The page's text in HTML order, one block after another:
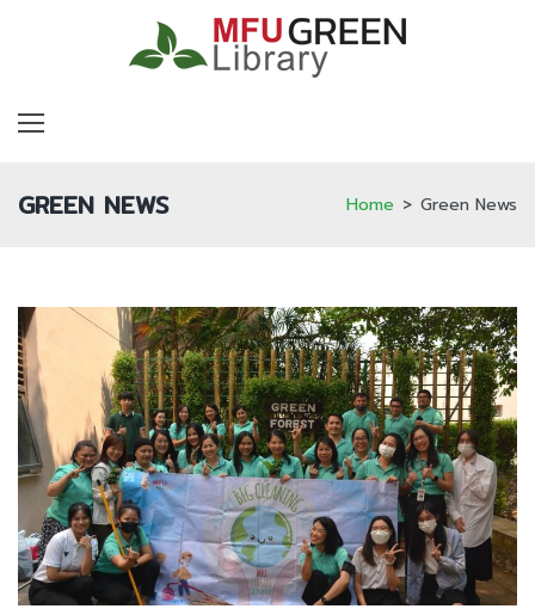
GREEN NEWS Home > Green News
Category:
Green
News